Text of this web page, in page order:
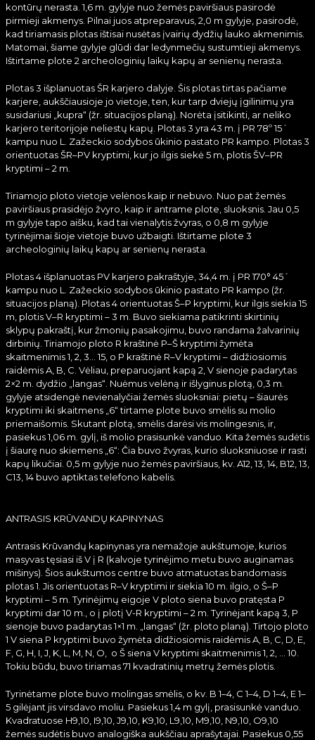
kontūrų nerasta. 1,6 m. gylyje nuo žemės paviršiaus pasirodė
pirmieji akmenys. Pilnai juos atpreparavus, 2,0 m gylyje, pasirodė,
kad tiriamasis plotas ištisai nusėtas įvairių dydžių lauko akmenimis.
Matomai, šiame gylyje glūdi dar ledynmečių sustumtieji akmenys.
Ištirtame plote 2 archeologinių laikų kapų ar senienų nerasta.
Plotas 3 išplanuotas ŠR karjero dalyje. Šis plotas tirtas pačiame
karjere, aukščiausioje jo vietoje, ten, kur tarp dviejų įgilinimų yra
susidariusi „kupra“ (žr. situacijos planą). Norėta įsitikinti, ar neliko
karjero teritorijoje neliestų kapų. Plotas 3 yra 43 m. į PR 78º 15´
kampu nuo L. Zažeckio sodybos ūkinio pastato PR kampo. Plotas 3
orientuotas ŠR–PV kryptimi, kur jo ilgis siekė 5 m, plotis ŠV–PR
kryptimi – 2 m.
Tiriamojo ploto vietoje velėnos kaip ir nebuvo. Nuo pat žemės
paviršiaus prasidėjo žvyro, kaip ir antrame plote, sluoksnis. Jau 0,5
m gylyje tapo aišku, kad tai vienalytis žvyras, o 0,8 m gylyje
tyrinėjimai šioje vietoje buvo užbaigti. Ištirtame plote 3
archeologinių laikų kapų ar senienų nerasta.
Plotas 4 išplanuotas PV karjero pakraštyje, 34,4 m. į PR 170° 45´
kampu nuo L. Zažeckio sodybos ūkinio pastato PR kampo (žr.
situacijos planą). Plotas 4 orientuotas Š–P kryptimi, kur ilgis siekia 15
m, plotis V–R kryptimi – 3 m. Buvo siekiama patikrinti skirtinių
sklypų pakraštį, kur žmonių pasakojimu, buvo randama žalvarinių
dirbinių. Tiriamojo ploto R kraštinė P–Š kryptimi žymėta
skaitmenimis 1, 2, 3… 15, o P kraštinė R–V kryptimi – didžiosiomis
raidėmis A, B, C. Vėliau, preparuojant kapą 2, V sienoje padarytas
2×2 m. dydžio „langas“. Nuėmus velėną ir išlyginus plotą, 0,3 m.
gylyje atsidengė nevienalyčiai žemės sluoksniai: pietų – šiaurės
kryptimi iki skaitmens „6“ tirtame plote buvo smėlis su molio
priemaišomis. Skutant plotą, smėlis darėsi vis molingesnis, ir,
pasiekus 1,06 m. gylį, iš molio prasisunkė vanduo. Kita žemės sudėtis
į šiaurę nuo skiemens „6“: Čia buvo žvyras, kurio sluoksniuose ir rasti
kapų likučiai. 0,5 m gylyje nuo žemės paviršiaus, kv. A12, 13, 14, B12, 13,
C13, 14 buvo aptiktas telefono kabelis.
ANTRASIS KRŪVANDŲ KAPINYNAS
Antrasis Krūvandų kapinynas yra nemažoje aukštumoje, kurios
masyvas tęsiasi iš V į R (kalvoje tyrinėjimo metu buvo auginamas
mišinys). Šios aukštumos centre buvo atmatuotas bandomasis
plotas 1. Jis orientuotas R–V kryptimi ir siekia 10 m. ilgio, o Š–P
kryptimi – 5 m. Tyrinėjimų eigoje V ploto siena buvo pratęsta P
kryptimi dar 10 m., o į plotį V-R kryptimi – 2 m. Tyrinėjant kapą 3, P
sienoje buvo padarytas 1×1 m. „langas“ (žr. ploto planą). Tirtojo ploto
1 V siena P kryptimi buvo žymėta didžiosiomis raidėmis A, B, C, D, E,
F, G, H, I, J, K, L, M, N, O, o Š siena V kryptimi skaitmenimis 1, 2, … 10.
Tokiu būdu, buvo tiriamas 71 kvadratinių metrų žemės plotis.
Tyrinėtame plote buvo molingas smėlis, o kv. B 1–4, C 1–4, D 1–4, E 1–
5 gilėjant jis virsdavo moliu. Pasiekus 1,4 m gylį, prasisunkė vanduo.
Kvadratuose H9,10, I9,10, J9,10, K9,10, L9,10, M9,10, N9,10, O9,10
žemės sudėtis buvo analogiška aukščiau aprašytajai. Pasiekus 0,55